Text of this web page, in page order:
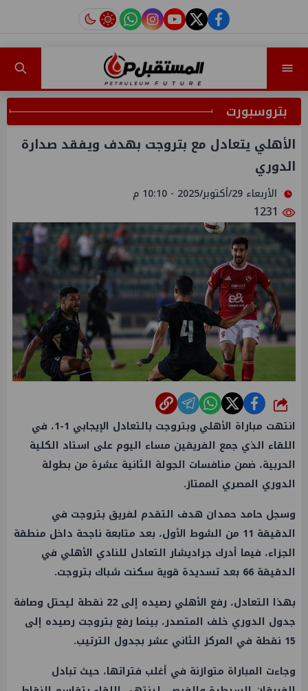
facebook
twitter
youtube
instagram
tiktok
بتروسبورت
الأهلي يتعادل مع بتروجت بهدف ويفقد صدارة
الدوري
الأربعاء 29/أكتوبر/2025 - 10:10 م
شارك
انتهت مباراة الأهلي وبتروجت بالتعادل الإيجابي 1-1، في
اللقاء الذي جمع الفريقين مساء اليوم على استاد الكلية
الحربية، ضمن منافسات الجولة الثانية عشرة من بطولة
الدوري المصري الممتاز.
وسجل حامد حمدان هدف التقدم لفريق بتروجت في
الدقيقة 11 من الشوط الأول، بعد متابعة ناجحة داخل منطقة
الجزاء، فيما أدرك جراديشار التعادل للنادي الأهلي في
الدقيقة 66 بعد تسديدة قوية سكنت شباك بتروجت.
بهذا التعادل، رفع الأهلي رصيده إلى 22 نقطة ليحتل وصافة
جدول الدوري خلف المتصدر، بينما رفع بتروجت رصيده إلى
15 نقطة في المركز الثاني عشر بجدول الترتيب.
وجاءت المباراة متوازنة في أغلب فتراتها، حيث تبادل